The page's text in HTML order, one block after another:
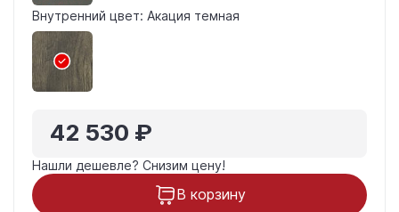
Внутренний цвет: Акация темная
42 530 ₽
Нашли дешевле? Снизим цену!
В корзину